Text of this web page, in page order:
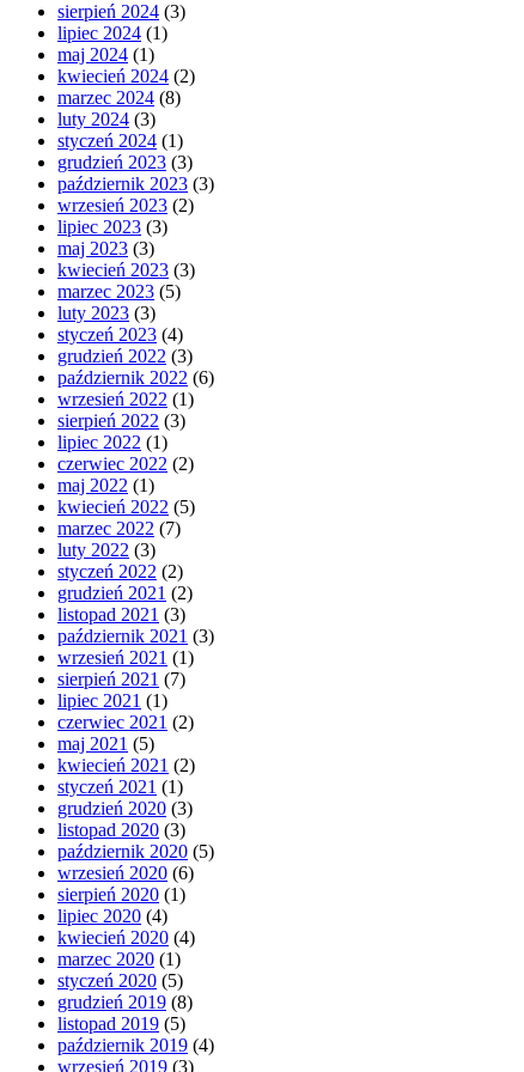
sierpień 2024 (3)
lipiec 2024 (1)
maj 2024 (1)
kwiecień 2024 (2)
marzec 2024 (8)
luty 2024 (3)
styczeń 2024 (1)
grudzień 2023 (3)
październik 2023 (3)
wrzesień 2023 (2)
lipiec 2023 (3)
maj 2023 (3)
kwiecień 2023 (3)
marzec 2023 (5)
luty 2023 (3)
styczeń 2023 (4)
grudzień 2022 (3)
październik 2022 (6)
wrzesień 2022 (1)
sierpień 2022 (3)
lipiec 2022 (1)
czerwiec 2022 (2)
maj 2022 (1)
kwiecień 2022 (5)
marzec 2022 (7)
luty 2022 (3)
styczeń 2022 (2)
grudzień 2021 (2)
listopad 2021 (3)
październik 2021 (3)
wrzesień 2021 (1)
sierpień 2021 (7)
lipiec 2021 (1)
czerwiec 2021 (2)
maj 2021 (5)
kwiecień 2021 (2)
styczeń 2021 (1)
grudzień 2020 (3)
listopad 2020 (3)
październik 2020 (5)
wrzesień 2020 (6)
sierpień 2020 (1)
lipiec 2020 (4)
kwiecień 2020 (4)
marzec 2020 (1)
styczeń 2020 (5)
grudzień 2019 (8)
listopad 2019 (5)
październik 2019 (4)
wrzesień 2019 (3)